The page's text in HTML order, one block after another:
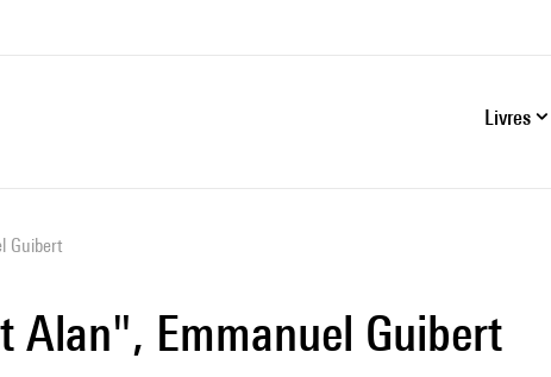
Livres
Guibert
Emmanuel Guibert